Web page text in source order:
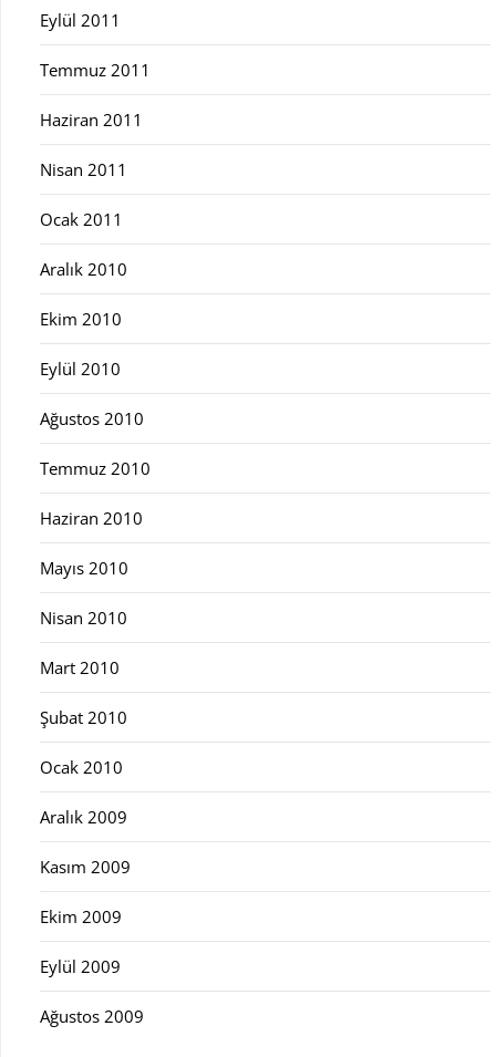
Eylül 2011
Temmuz 2011
Haziran 2011
Nisan 2011
Ocak 2011
Aralık 2010
Ekim 2010
Eylül 2010
Ağustos 2010
Temmuz 2010
Haziran 2010
Mayıs 2010
Nisan 2010
Mart 2010
Şubat 2010
Ocak 2010
Aralık 2009
Kasım 2009
Ekim 2009
Eylül 2009
Ağustos 2009